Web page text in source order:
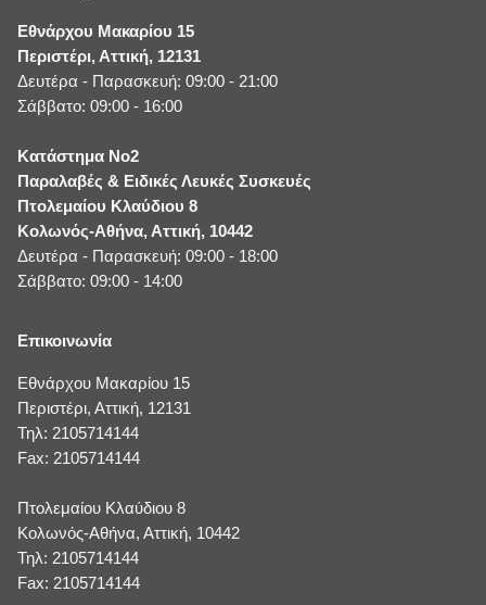
Εθνάρχου Μακαρίου 15
Περιστέρι, Αττική, 12131
Δευτέρα - Παρασκευή: 09:00 - 21:00
Σάββατο: 09:00 - 16:00
Κατάστημα No2
Παραλαβές & Ειδικές Λευκές Συσκευές
Πτολεμαίου Κλαύδιου 8
Κολωνός-Αθήνα, Αττική, 10442
Δευτέρα - Παρασκευή: 09:00 - 18:00
Σάββατο: 09:00 - 14:00
Επικοινωνία
Εθνάρχου Μακαρίου 15
Περιστέρι, Αττική, 12131
Τηλ: 2105714144
Fax: 2105714144
Πτολεμαίου Κλαύδιου 8
Κολωνός-Αθήνα, Αττική, 10442
Τηλ: 2105714144
Fax: 2105714144